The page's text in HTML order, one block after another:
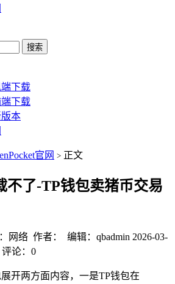
搜索
端下载
端下载
版本
官网 > 正文
不了-TP钱包卖猪币交易
网络 作者： 编辑：qbadmin 2026-03-
评论：0
开两方面内容，一是TP钱包在